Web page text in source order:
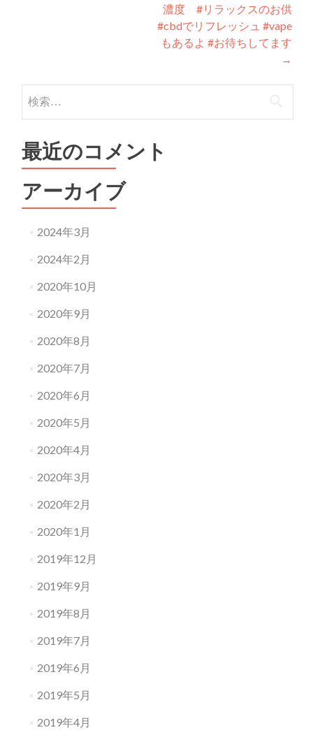
濃度 #リラックスのお供
#cbdでリフレッシュ #vape
もあるよ #お待ちしてます
→
索:
最近のコメント
アーカイブ
2024年3月
2024年2月
2020年10月
2020年9月
2020年8月
2020年7月
2020年6月
2020年5月
2020年4月
2020年3月
2020年2月
2020年1月
2019年12月
2019年9月
2019年8月
2019年7月
2019年6月
2019年5月
2019年4月